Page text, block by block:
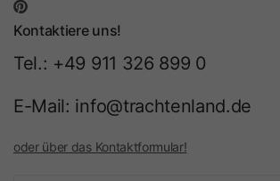
Kontaktiere uns!
Tel.: +49 911 326 899 0
E-Mail: info@trachtenland.de
oder über das Kontaktformular!